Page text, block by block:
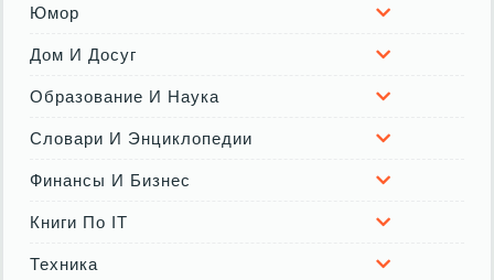
Юмор
Дом И Досуг
Образование И Наука
Словари И Энциклопедии
Финансы И Бизнес
Книги По IT
Техника